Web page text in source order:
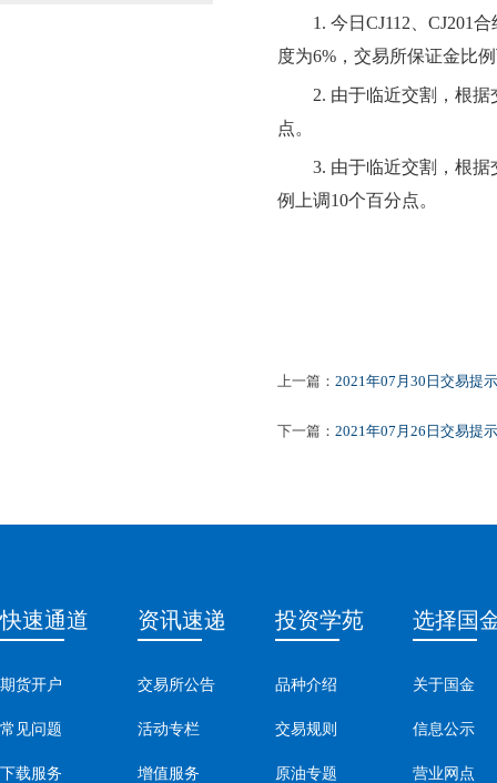
1. 今日 CJ112 CJ201合
度为6%，交易所保证金比例
2. 由于临近交割，根
点。
3. 由于临近交割，根
例上调10个百分点。
上一篇： 2021年07月30日交易提示
下一篇： 2021年07月26日交易提示
快速通道
期货开户
常见问题
下载服务
资讯速递
交易所公告
活动专栏
增值服务
投资学苑
品种介绍
交易规则
原油专题
选择国
关于国金
信息公示
营业网点